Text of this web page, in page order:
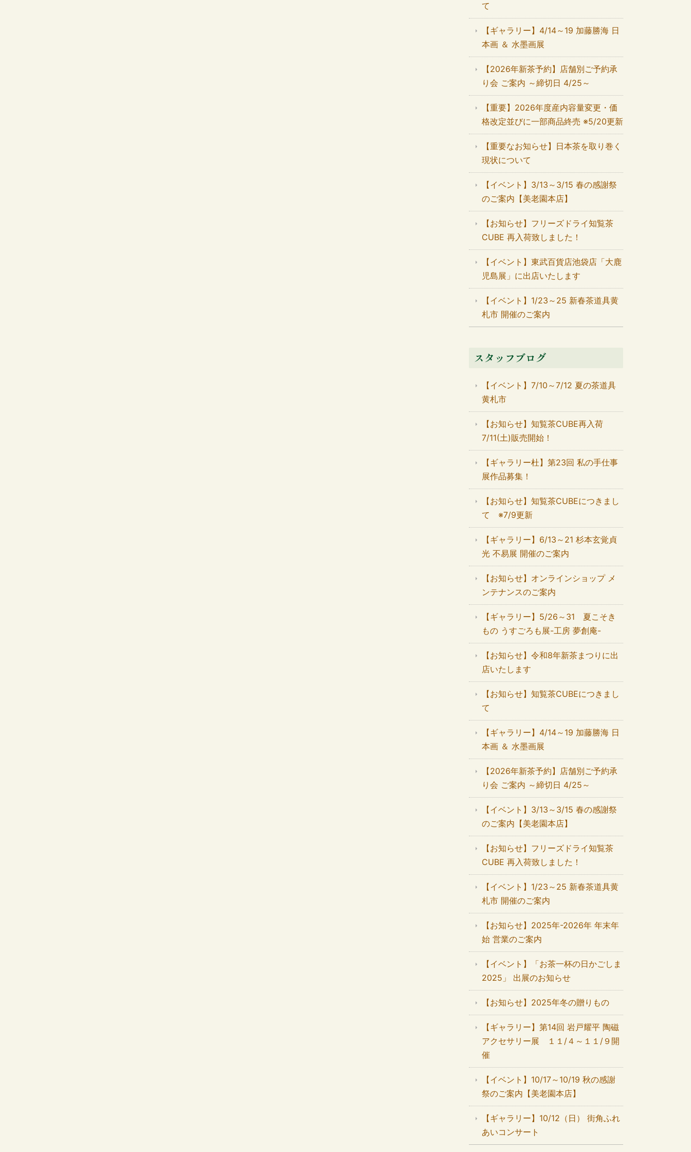
て
【ギャラリー】4/14～19 加藤勝海 日
本画 ＆ 水墨画展
【2026年新茶予約】店舗別ご予約承
り会 ご案内 ～締切日 4/25～
【重要】2026年度産内容量変更・価
格改定並びに一部商品終売 ※5/20更新
【重要なお知らせ】日本茶を取り巻く
現状について
【イベント】3/13～3/15 春の感謝祭
のご案内【美老園本店】
【お知らせ】フリーズドライ知覧茶
CUBE 再入荷致しました！
【イベント】東武百貨店池袋店「大鹿
児島展」に出店いたします
【イベント】1/23～25 新春茶道具黄
札市 開催のご案内
スタッフブログ
【イベント】7/10～7/12 夏の茶道具
黄札市
【お知らせ】知覧茶CUBE再入荷
7/11(土)販売開始！
【ギャラリー杜】第23回 私の手仕事
展作品募集！
【お知らせ】知覧茶CUBEにつきまし
て ※7/9更新
【ギャラリー】6/13～21 杉本玄覚貞
光 不易展 開催のご案内
【お知らせ】オンラインショップ メ
ンテナンスのご案内
【ギャラリー】5/26～31 夏こそき
もの うすごろも展-工房 夢創庵-
【お知らせ】令和8年新茶まつりに出
店いたします
【お知らせ】知覧茶CUBEにつきまし
て
【ギャラリー】4/14～19 加藤勝海 日
本画 ＆ 水墨画展
【2026年新茶予約】店舗別ご予約承
り会 ご案内 ～締切日 4/25～
【イベント】3/13～3/15 春の感謝祭
のご案内【美老園本店】
【お知らせ】フリーズドライ知覧茶
CUBE 再入荷致しました！
【イベント】1/23～25 新春茶道具黄
札市 開催のご案内
【お知らせ】2025年-2026年 年末年
始 営業のご案内
【イベント】「お茶一杯の日かごしま
2025」 出展のお知らせ
【お知らせ】2025年冬の贈りもの
【ギャラリー】第14回 岩戸耀平 陶磁
アクセサリー展 １１/４～１１/９開
催
【イベント】10/17～10/19 秋の感謝
祭のご案内【美老園本店】
【ギャラリー】10/12（日） 街角ふれ
あいコンサート